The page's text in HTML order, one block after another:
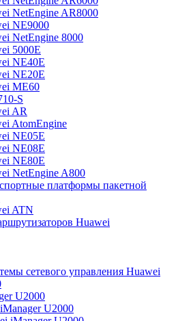
NetEngine AR8000
NE9000
NetEngine 8000
5000E
NE40E
NE20E
ME60
S
AR
AtomEngine
NE05E
NE08E
NE80E
NetEngine A800
платформы пакетной
ATN
Huawei
сетевого управления Huawei
U2000
U2000